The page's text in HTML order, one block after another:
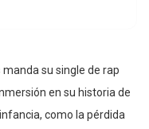
su single de rap
en su historia de
como la pérdida